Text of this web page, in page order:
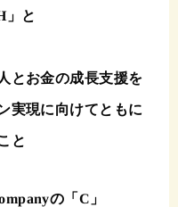
」と
とお金の成長支援を
実現に向けてともに
と
の「C」